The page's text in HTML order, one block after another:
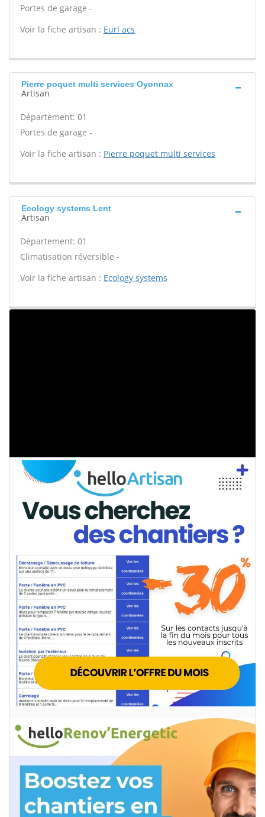
Portes de garage -
Voir la fiche artisan : Eurl acs
Pierre poquet multi services Oyonnax
Artisan
Département: 01
Portes de garage -
Voir la fiche artisan : Pierre poquet multi services
Ecology systems Lent
Artisan
Département: 01
Climatisation réversible -
Voir la fiche artisan : Ecology systems